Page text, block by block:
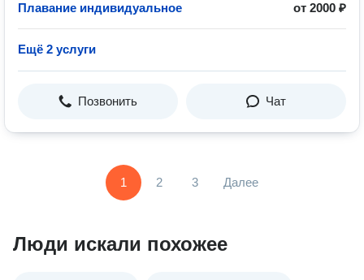
Плавание индивидуальное от 2000 ₽
Ещё 2 услуги
Позвонить Чат
1 2 3 Далее
Люди искали похожее